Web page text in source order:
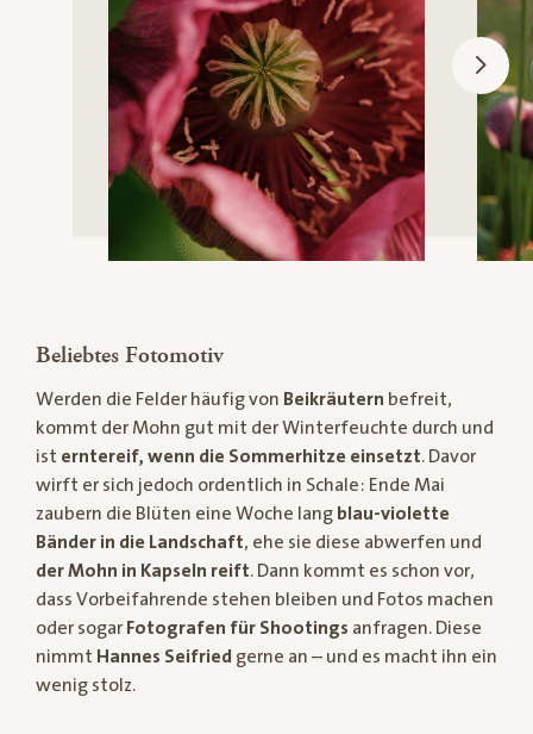
Beliebtes Fotomotiv
Werden die Felder häufig von Beikräutern befreit,
kommt der Mohn gut mit der Winterfeuchte durch und
ist erntereif, wenn die Sommerhitze einsetzt. Davor
wirft er sich jedoch ordentlich in Schale: Ende Mai
zaubern die Blüten eine Woche lang blau-violette
Bänder in die Landschaft, ehe sie diese abwerfen und
der Mohn in Kapseln reift. Dann kommt es schon vor,
dass Vorbeifahrende stehen bleiben und Fotos machen
oder sogar Fotografen für Shootings anfragen. Diese
nimmt Hannes Seifried gerne an – und es macht ihn ein
wenig stolz.